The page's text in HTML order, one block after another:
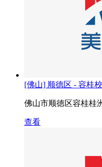
[佛山] 顺德区 - 容桂
佛山市顺徳区容桂桂
查看